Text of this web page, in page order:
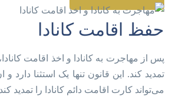
حفظ اقامت کانادا
پس از مهاجرت به کانادا و اخذ اقامت
تمدید کند. این قانون تنها یک استثنا
می‌تواند کارت اقامت دائم کانادا را